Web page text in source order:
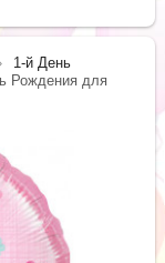
1-й День
Рождения для